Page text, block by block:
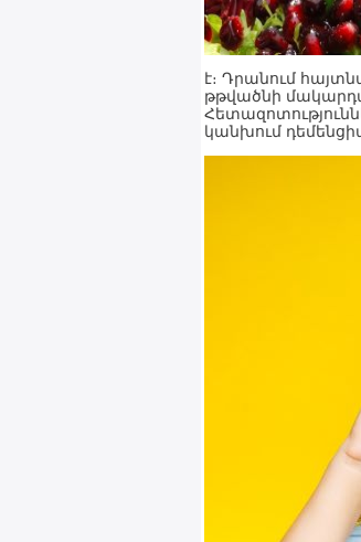
է։ Դրանում
թթվածնի
կանխում